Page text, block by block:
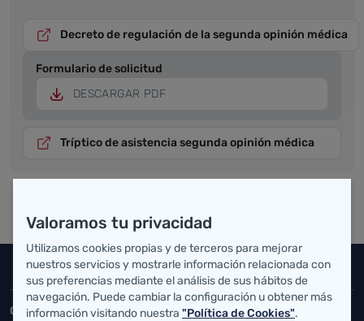
Decreto de regulación de la segunda opinión médica
Formulario de solicitud
DESCARGAR PDF
Tríptico de asistencia segunda opinión médica
Inicio del pie de página
Salud Cantabria
Consejería de Salud
Valoramos tu privacidad
Utilizamos cookies propias y de terceros para mejorar
nuestros servicios y mostrarle información relacionada con
sus preferencias mediante el análisis de sus hábitos de
navegación. Puede cambiar la configuración u obtener más
información visitando nuestra "Política de Cookies".